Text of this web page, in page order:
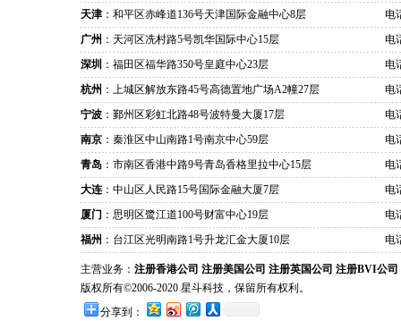
天津 ：和平区赤峰道136号天津国际金融中心8层
电
广州 ：天河区冼村路5号凯华国际中心15层
电
深圳 ：福田区福华路350号皇庭中心23层
电
杭州 ：上城区解放东路45号高德置地广场A2幢27层
电
宁波 ：鄞州区彩虹北路48号波特曼大厦17层
电
南京 ：秦淮区中山南路1号南京中心59层
电
青岛 ：市南区香港中路9号青岛香格里拉中心15层
电
大连 ：中山区人民路15号国际金融大厦7层
电
厦门 ：思明区鹭江道100号财富中心19层
电
福州 ：台江区光明南路1号升龙汇金大厦10层 电
主营业务： 注册香港公司 注册美国公司 注册英国公司 注册BVI公司
版权所有©2006-2020 星斗科技，保留所有权利。
分享到：